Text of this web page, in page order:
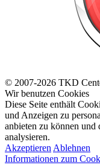
© 2007-2026 TKD
Wir benutzen Cookies
Diese Seite enthält
und Anzeigen zu
anbieten zu können und
analysieren.
Akzeptieren Ablehnen
Informationen zum